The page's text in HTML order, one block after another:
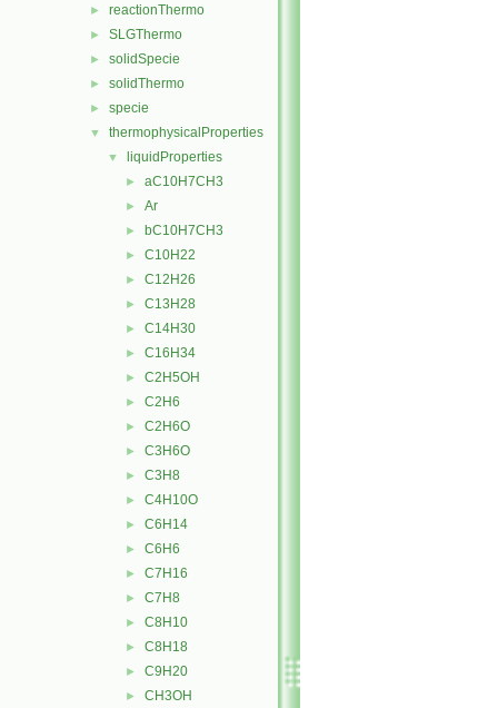
► reactionThermo
► SLGThermo
► solidSpecie
► solidThermo
► specie
▼ thermophysicalProperties
▼ liquidProperties
► aC10H7CH3
► Ar
► bC10H7CH3
► C10H22
► C12H26
► C13H28
► C14H30
► C16H34
► C2H5OH
► C2H6
► C2H6O
► C3H6O
► C3H8
► C4H10O
► C6H14
► C6H6
► C7H16
► C7H8
► C8H10
► C8H18
► C9H20
► CH3OH